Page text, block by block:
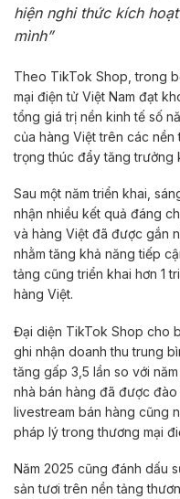
hiện nghi thức kích
mình”
Theo TikTok Shop, trong
mại điện tử Việt Nam đạt
tổng giá trị nền kinh tế số
của hàng Việt trên các nền
trọng thúc đẩy tăng trưởng
Sau một năm triển khai,
nhận nhiều kết quả đáng
và hàng Việt đã được gắn
nhằm tăng khả năng tiếp
tảng cũng triển khai hơn 1
hàng Việt.
Đại diện TikTok Shop cho
ghi nhận doanh thu trung
tăng gấp 3,5 lần so với
nhà bán hàng đã được
livestream bán hàng cũng
pháp lý trong thương mại
Năm 2025 cũng đánh dấu
sản tươi trên nền tảng